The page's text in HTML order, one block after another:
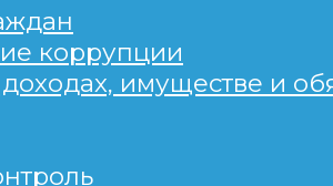
коррупции
имуществе и